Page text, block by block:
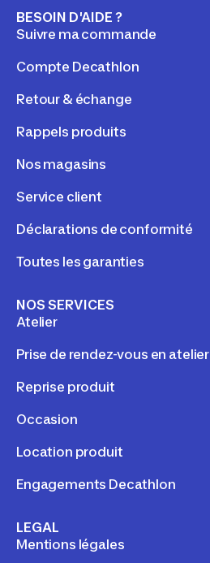
BESOIN D'AIDE ?
Suivre ma commande
Compte Decathlon
Retour & échange
Rappels produits
Nos magasins
Service client
Déclarations de conformité
Toutes les garanties
NOS SERVICES
Atelier
Prise de rendez-vous en atelier
Reprise produit
Occasion
Location produit
Engagements Decathlon
LEGAL
Mentions légales